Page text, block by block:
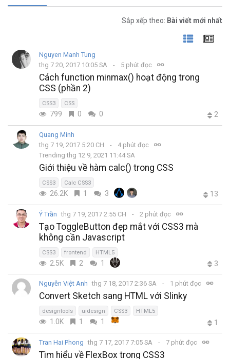
Sắp xếp theo: Bài viết mới nhất
Nguyen Manh Tung
thg 7 20, 2017 10:05 SA
5 phút đọc
Cách function minmax() hoạt động trong
CSS (phần 2)
CSS3 CSS
799 0 0 2
Quang Minh
thg 7 19, 2017 5:20 CH
4 phút đọc
Trending thg 12 9, 2021 11:44 SA
Giới thiệu về hàm calc() trong CSS
CSS3 Calc CSS3
26.2K 1 3 13
Ý Trần thg 7 19, 2017 2:55 CH 2 phút đọc
Tạo ToggleButton đẹp mắt với CSS3 mà
không cần Javascript
CSS3 frontend HTML5
2.5K 2 1 3
Nguyễn Việt Anh thg 7 18, 2017 2:36 SA 1 phút đọc
Convert Sketch sang HTML với Slinky
designtools uidesign CSS3 HTML5
1.0K 1 1 1
Tran Hai Phong thg 7 17, 2017 7:05 SA 7 phút đọc
Tìm hiểu về FlexBox trong CSS3